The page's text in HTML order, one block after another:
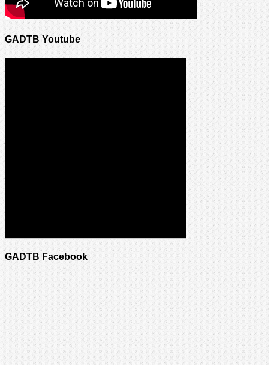
GADTB Youtube
GADTB Facebook